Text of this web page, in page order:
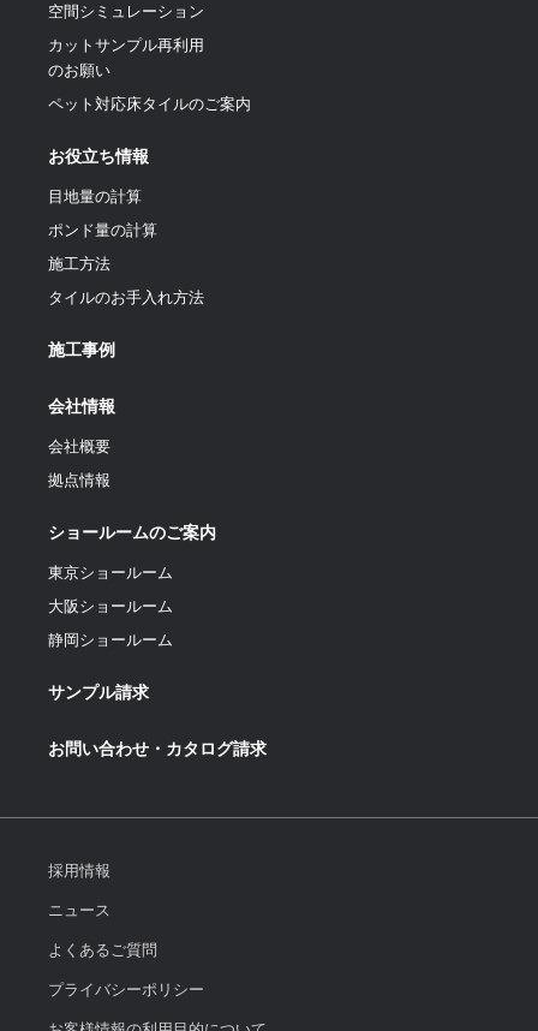
空間シミュレーション
カットサンプル再利用
のお願い
ペット対応床タイルのご案内
お役立ち情報
目地量の計算
ポンド量の計算
施工方法
タイルのお手入れ方法
施工事例
会社情報
会社概要
拠点情報
ショールームのご案内
東京ショールーム
大阪ショールーム
静岡ショールーム
サンプル請求
お問い合わせ・カタログ請求
採用情報
ニュース
よくあるご質問
プライバシーポリシー